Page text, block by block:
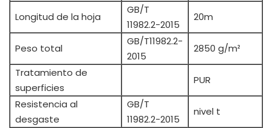
Longitud de la hoja
GB/T
11982.2-2015
20m
Peso total
GB/T11982.2-
2015
2850 g/m²
Tratamiento de
superficies
PUR
Resistencia al
desgaste
GB/T
11982.2-2015
nivel t